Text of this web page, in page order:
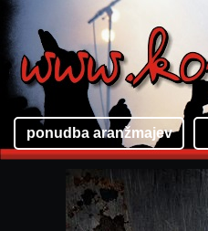
ponudba aranžmajev